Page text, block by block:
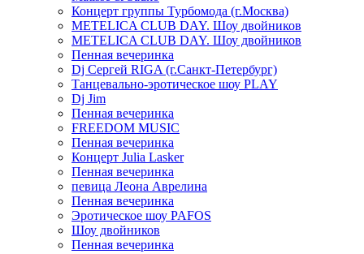
Концерт группы Турбомода (г.Москва)
METELICA CLUB DAY. Шоу двойников
METELICA CLUB DAY. Шоу двойников
Пенная вечеринка
Dj Сергей RIGA (г.Санкт-Петербург)
Танцевально-эротическое шоу PLAY
Dj Jim
Пенная вечеринка
FREEDOM MUSIC
Пенная вечеринка
Концерт Julia Lasker
Пенная вечеринка
певица Леона Аврелина
Пенная вечеринка
Эротическое шоу PAFOS
Шоу двойников
Пенная вечеринка